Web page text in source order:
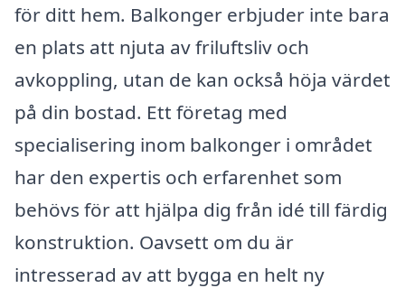
för ditt hem. Balkonger erbjuder inte bara
en plats att njuta av friluftsliv och
avkoppling, utan de kan också höja värdet
på din bostad. Ett företag med
specialisering inom balkonger i området
har den expertis och erfarenhet som
behövs för att hjälpa dig från idé till färdig
konstruktion. Oavsett om du är
intresserad av att bygga en helt ny